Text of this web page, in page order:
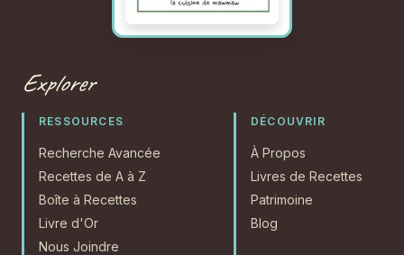
Explorer
RESSOURCES
Recherche Avancée
Recettes de A à Z
Boîte à Recettes
Livre d'Or
Nous Joindre
DÉCOUVRIR
À Propos
Livres de Recettes
Patrimoine
Blog